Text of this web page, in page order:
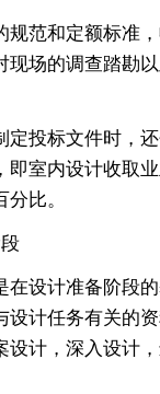
范和定额标准，
现场的调查踏勘
投标文件时，还
即室内设计收取
比。
设计准备阶段的
设计任务有关的
设计，深入设计